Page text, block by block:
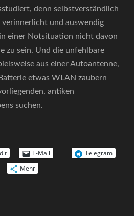
denn selbstverständlich
verinnerlicht und auswendig
einer Notsituation nicht davon
zu sein. Und die unfehlbare
aus einer Autoantenne,
etwas WLAN zaubern
antiken
suchen.
E-Mail
Telegram
Mehr